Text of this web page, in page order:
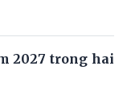
2027 trong hai